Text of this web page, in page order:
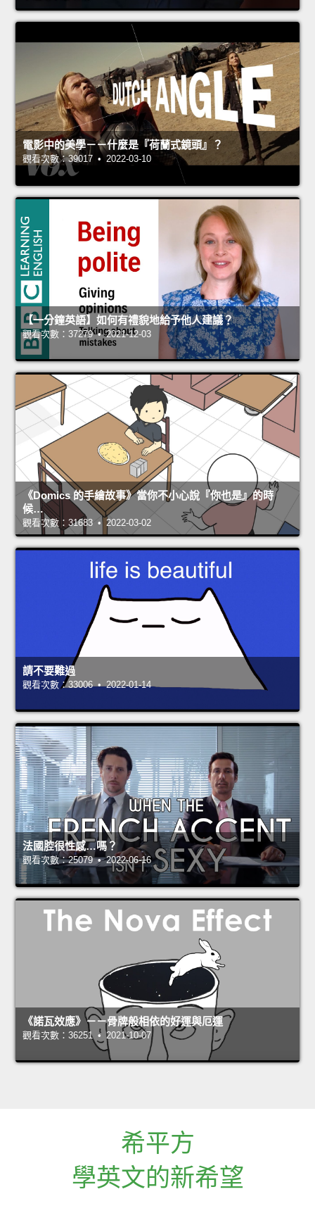
電影中的美學－－什麼是『荷蘭式鏡頭』？
觀看次數：39017 • 2022-03-10
【一分鐘英語】如何有禮貌地給予他人建議？
觀看次數：37279 • 2021-12-03
《Domics 的手繪故事》當你不小心說『你也是』的時
候…
觀看次數：31683 • 2022-03-02
請不要難過
觀看次數：33006 • 2022-01-14
法國腔很性感…嗎？
觀看次數：25079 • 2022-06-16
《諾瓦效應》－－骨牌般相依的好運與厄運
觀看次數：36251 • 2021-10-07
希平方
學英文的新希望